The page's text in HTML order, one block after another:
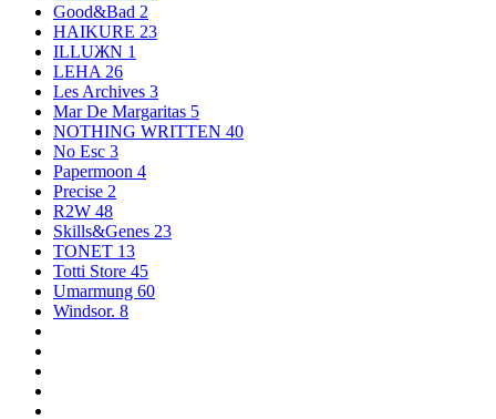
Good&Bad 2
HAIKURE 23
ILLUЖN 1
LEHA 26
Les Archives 3
Mar De Margaritas 5
NOTHING WRITTEN 40
No Esc 3
Papermoon 4
Precise 2
R2W 48
Skills&Genes 23
TONET 13
Totti Store 45
Umarmung 60
Windsor. 8